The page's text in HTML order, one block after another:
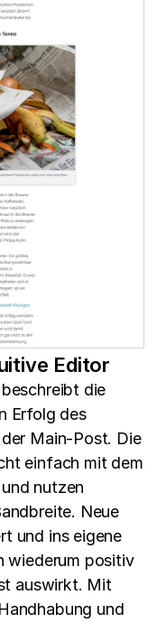
Editor
die
Erfolg des
Main-Post. Die
einfach mit dem
nutzen
Neue
und ins eigene
wiederum positiv
auswirkt. Mit
und